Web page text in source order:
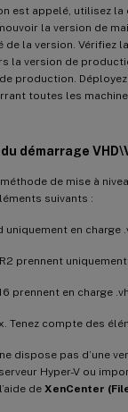
est appelé, utilisez la
la version de
la version. Vérifiez
la version de
production.
toutes les
démarrage
de mise à
suivants :
en charge
prennent
prennent en charge
Tenez compte des
dispose pas d’une
Hyper-V ou
de XenCenter